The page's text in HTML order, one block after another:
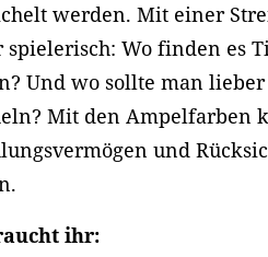
werden. Mit einer
spielerisch: Wo finden es
Und wo sollte man
Mit den Ampelfarben
und
ihr: